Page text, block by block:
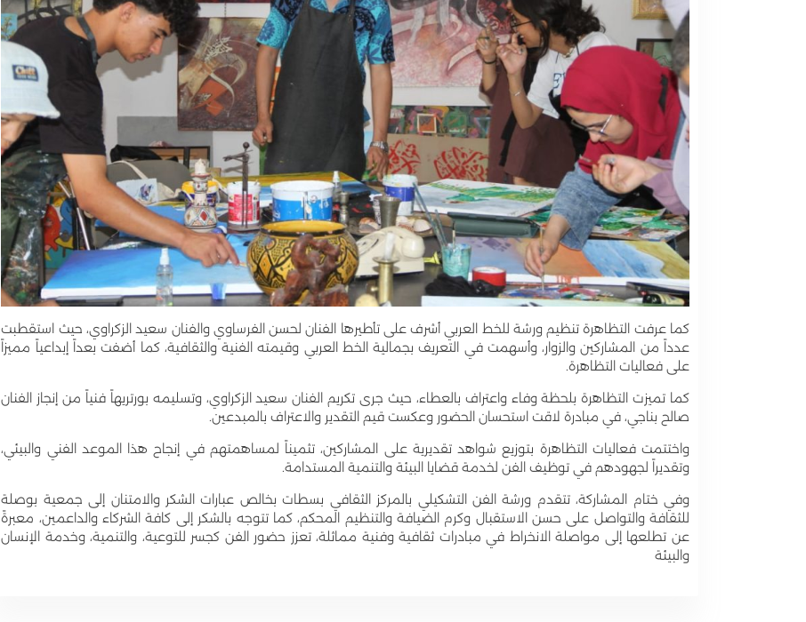
كما عرفت التظاهرة تنظيم ورشة للخط العربي أشرف على تأطيرها الفنان لحسن الفرساوي والفنان سعيد الزكراوي، حيث استقطبت
عدداً من المشاركين والزوار، وأسهمت في التعريف بجمالية الخط العربي وقيمته الفنية والثقافية، كما أضفت بعداً إبداعياً مميزاً
على فعاليات التظاهرة.
كما تميزت التظاهرة بلحظة وفاء واعتراف بالعطاء، حيث جرى تكريم الفنان سعيد الزكراوي، وتسليمه بورتريهاً فنياً من إنجاز الفنان
صالح بناجي، في مبادرة لاقت استحسان الحضور وعكست قيم التقدير والاعتراف بالمبدعين.
واختتمت فعاليات التظاهرة بتوزيع شواهد تقديرية على المشاركين، تثميناً لمساهمتهم في إنجاح هذا الموعد الفني والبيئي،
وتقديراً لجهودهم في توظيف الفن لخدمة قضايا البيئة والتنمية المستدامة.
وفي ختام المشاركة، تتقدم ورشة الفن التشكيلي بالمركز الثقافي بسطات بخالص عبارات الشكر والامتنان إلى جمعية بوصلة
للثقافة والتواصل على حسن الاستقبال وكرم الضيافة والتنظيم المحكم، كما تتوجه بالشكر إلى كافة الشركاء والداعمين، معبرةً
عن تطلعها إلى مواصلة الانخراط في مبادرات ثقافية وفنية مماثلة، تعزز حضور الفن كجسر للتوعية، والتنمية، وخدمة الإنسان
والبيئة